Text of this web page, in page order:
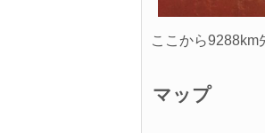
ここから9288km
マップ